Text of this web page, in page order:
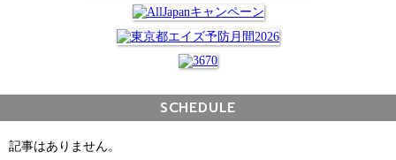
SCHEDULE
記事はありません。